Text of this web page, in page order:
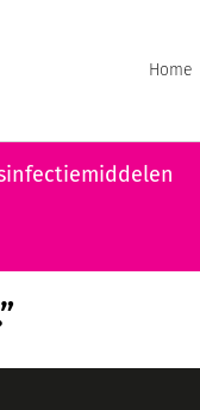
Home